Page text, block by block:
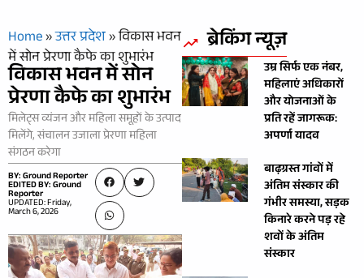
Home»उत्तर प्रदेश»विकास भवन
में सोन प्रेरणा कैफे का शुभारंभ
विकास भवन में सोन
प्रेरणा कैफे का शुभारंभ
मिलेट्स व्यंजन और महिला समूहों के उत्पाद
मिलेंगे, संचालन उजाला प्रेरणा महिला
संगठन करेगा
BY: Ground Reporter
EDITED BY: Ground
Reporter
UPDATED: Friday,
March 6, 2026
ब्रेकिंग न्यूज़
उम्र सिर्फ एक नंबर,
महिलाएं अधिकारों
और योजनाओं के
प्रति रहें जागरूक:
अपर्णा यादव
बाढ़ग्रस्त गांवों में
अंतिम संस्कार की
गंभीर समस्या, सड़क
किनारे करने पड़ रहे
शवों के अंतिम
संस्कार